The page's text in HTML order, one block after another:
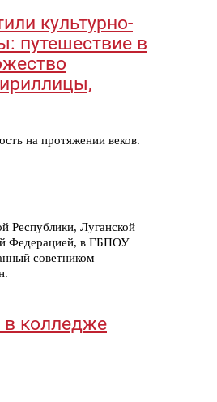
культурно-
путешествие в
на протяжении веков.
Республики, Луганской
Федерацией, в ГБПОУ
советником
в колледже